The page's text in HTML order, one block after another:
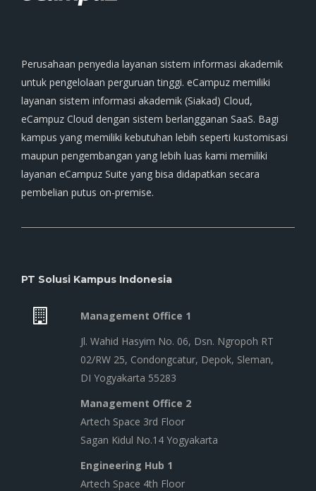
Perusahaan penyedia layanan sistem informasi akademik
untuk pengelolaan perguruan tinggi. eCampuz memiliki
layanan sistem informasi akademik (Siakad) Cloud,
eCampuz Cloud dengan sistem berlangganan SaaS. Bagi
kampus yang memiliki kebutuhan lebih seperti kustomisasi
maupun pengembangan yang lebih luas kami memiliki
layanan eCampuz Suite yang bisa didapatkan secara
pembelian putus on-premise.
PT Solusi Kampus Indonesia
Management Office 1
Jl. Wahid Hasyim No. 06, Dsn. Ngropoh RT
02/RW 25, Condongcatur, Depok, Sleman,
DI Yogyakarta 55283
Management Office 2
Artech Space 3rd Floor
Sagan Kidul No.14 Yogyakarta
Engineering Hub 1
Artech Space 4th Floor